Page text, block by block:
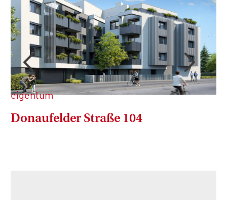
eigentum
Donaufelder Straße 104